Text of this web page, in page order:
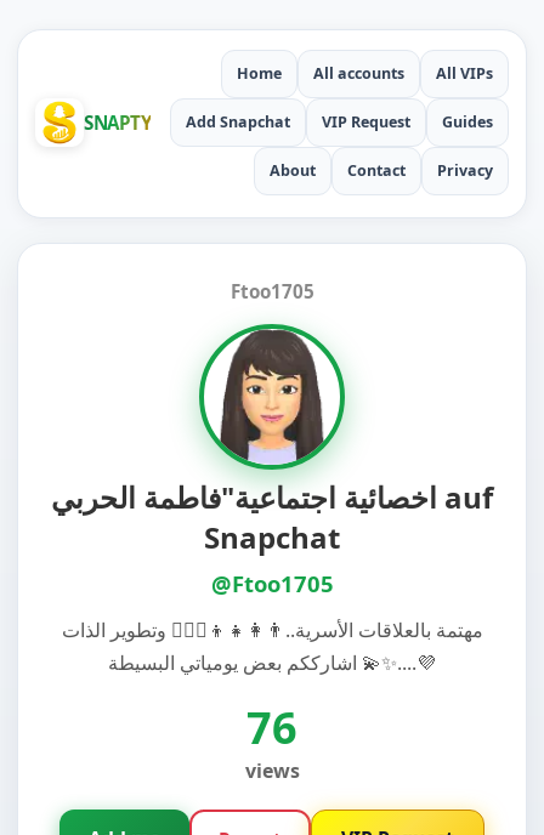
SNAPTY
Home All accounts All VIPs
Add Snapchat VIP Request Guides
About Contact Privacy
Ftoo1705
اخصائية اجتماعية"فاطمة الحربي auf
Snapchat
@Ftoo1705
مهتمة بالعلاقات الأسرية..👨‍👩‍👧‍👦👩‍❤️‍👨 وتطوير الذات
..✨💫 اشارككم بعض يومياتي البسيطة..💜
76
views